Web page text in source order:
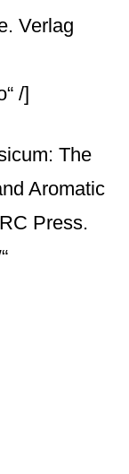
Verlag
/]
The
Aromatic
Press.